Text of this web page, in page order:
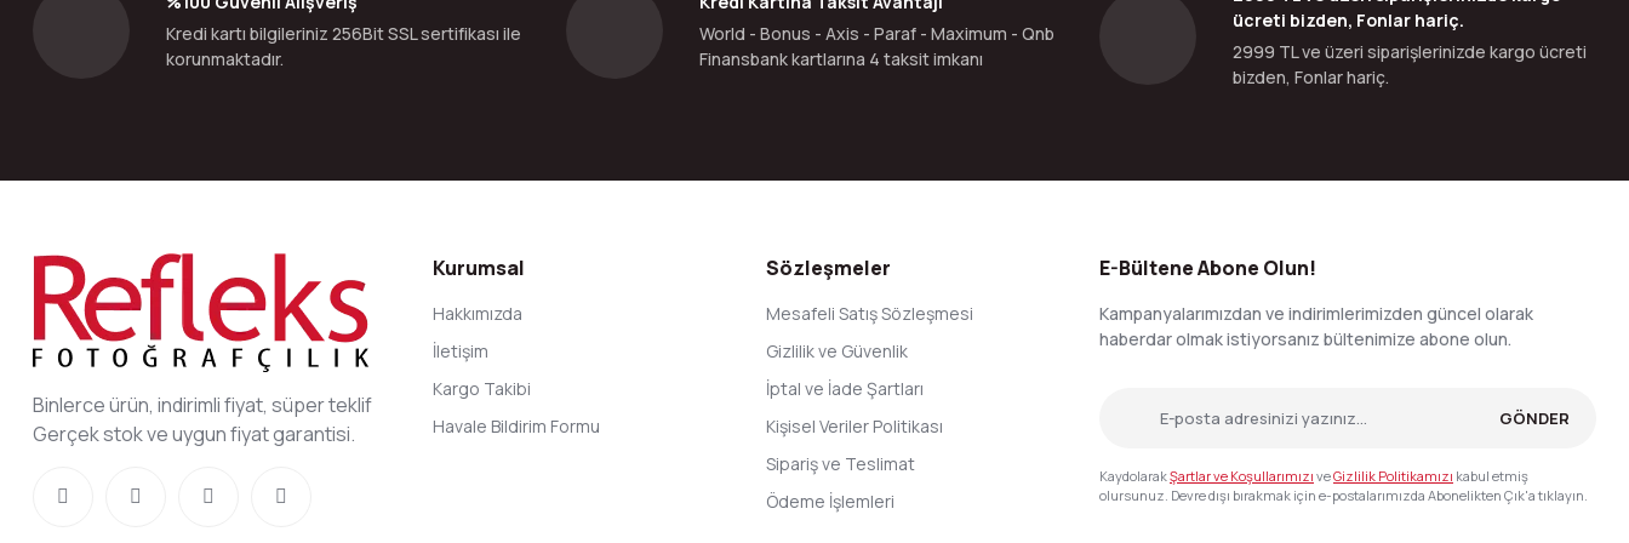
Kredi kartı bilgileriniz 256Bit SSL sertifikası ile
korunmaktadır.
World - Bonus - Axis - Paraf - Maximum - Qnb
Finansbank kartlarına 4 taksit imkanı
ücreti bizden, Fonlar hariç.
2999 TL ve üzeri siparişlerinizde kargo ücreti
bizden, Fonlar hariç.
Binlerce ürün, indirimli fiyat, süper teklif
Gerçek stok ve uygun fiyat garantisi.
Kurumsal
Hakkımızda
İletişim
Kargo Takibi
Havale Bildirim Formu
Sözleşmeler
Mesafeli Satış Sözleşmesi
Gizlilik ve Güvenlik
İptal ve İade Şartları
Kişisel Veriler Politikası
Sipariş ve Teslimat
Ödeme İşlemleri
E-Bültene Abone Olun!
Kampanyalarımızdan ve indirimlerimizden güncel olarak
haberdar olmak istiyorsanız bültenimize abone olun.
GÖNDER
KaydolarakŞartlar ve Koşullarımızı veGizlilik Politikamızı kabul etmiş
olursunuz. Devre dışı bırakmak için e-postalarımızda Abonelikten Çık'a tıklayın.